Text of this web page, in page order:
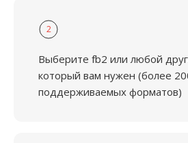
2
Выберите fb2 или любой
который вам нужен (более
поддерживаемых форматов)